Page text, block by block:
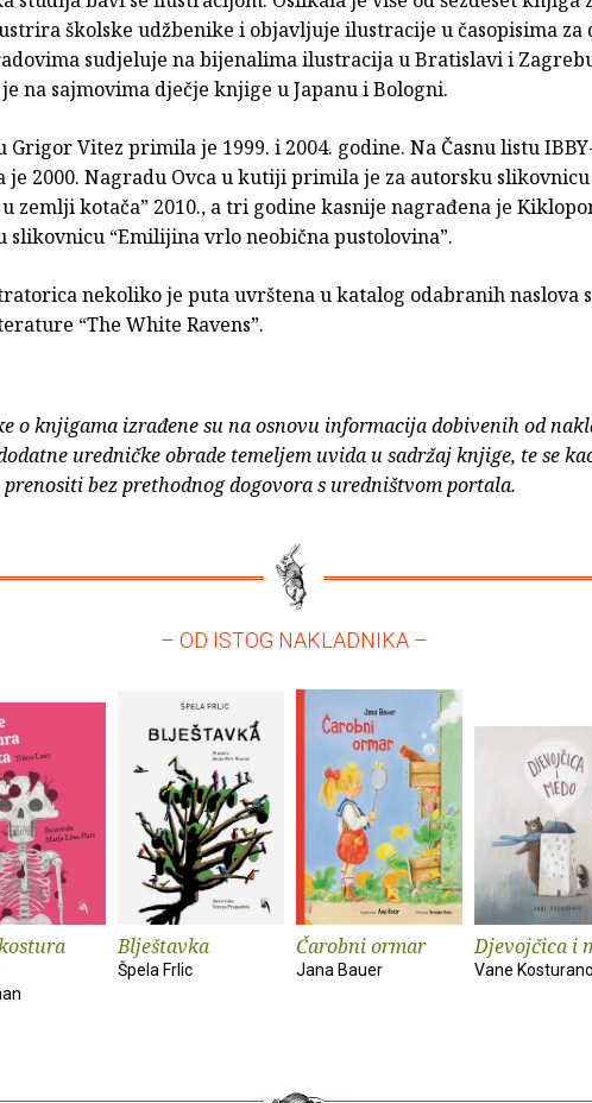
školske udžbenike i objavljuje ilustracije u časopisima za
sudjeluje na bijenalima ilustracija u Bratislavi i
na sajmovima dječje knjige u Japanu i Bologni.
Grigor Vitez primila je 1999. i 2004. godine. Na Časnu listu
je 2000. Nagradu Ovca u kutiji primila je za autorsku slikovnicu
zemlji kotača” 2010., a tri godine kasnije nagrađena je
slikovnicu “Emilijina vrlo neobična pustolovina”.
nekoliko je puta uvrštena u katalog odabranih naslova
“The White Ravens”.
o knjigama izrađene su na osnovu informacija dobivenih od
uredničke obrade temeljem uvida u sadržaj knjige, te se
bez prethodnog dogovora s uredništvom portala.
– OD ISTOG NAKLADNIKA –
Blještavka
Špela Frlic
Čarobni ormar
Jana Bauer
Djevojčica i
Vane